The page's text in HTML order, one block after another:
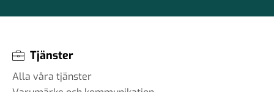
Tjänster
Alla våra tjänster